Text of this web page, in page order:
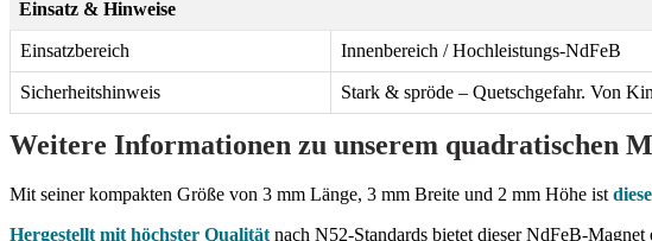
Einsatz & Hinweise
Einsatzbereich Innenbereich / Hochleistungs-NdFeB
Sicherheitshinweis Stark & spröde – Quetschgefahr. Von
Weitere Informationen zu unserem quadratischen
Mit seiner kompakten Größe von 3 mm Länge, 3 mm Breite und 2 mm Höhe ist
Hergestellt mit höchster Qualität nach N52-Standards bietet dieser NdFeB-